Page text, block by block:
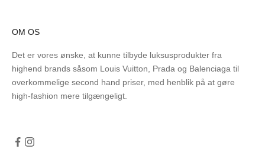
OM OS
Det er vores ønske, at kunne tilbyde luksusprodukter fra
highend brands såsom Louis Vuitton, Prada og Balenciaga til
overkommelige second hand priser, med henblik på at gøre
high-fashion mere tilgængeligt.